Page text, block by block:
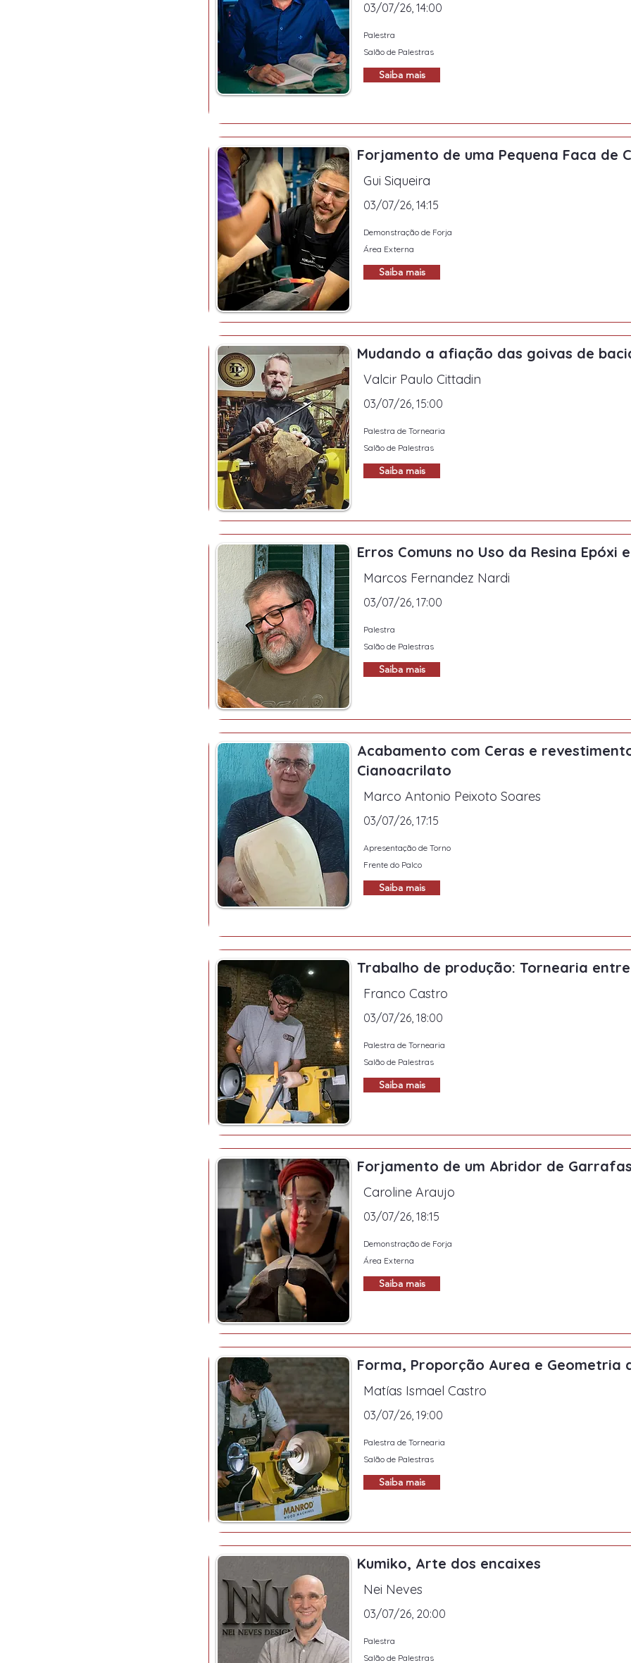
03/07/26, 14:00
Palestra
Salão de Palestras
Saiba mais
Forjamento de uma Pequena Faca de
Gui Siqueira
03/07/26, 14:15
Demonstração de Forja
Área Externa
Saiba mais
Mudando a afiação das goivas de
Valcir Paulo Cittadin
03/07/26, 15:00
Palestra de Tornearia
Salão de Palestras
Saiba mais
Erros Comuns no Uso da Resina Epóxi
Marcos Fernandez Nardi
03/07/26, 17:00
Palestra
Salão de Palestras
Saiba mais
Acabamento com Ceras e
Cianoacrilato
Marco Antonio Peixoto Soares
03/07/26, 17:15
Apresentação de Torno
Frente do Palco
Saiba mais
Trabalho de produção: Tornearia
Franco Castro
03/07/26, 18:00
Palestra de Tornearia
Salão de Palestras
Saiba mais
Forjamento de um Abridor de
Caroline Araujo
03/07/26, 18:15
Demonstração de Forja
Área Externa
Saiba mais
Forma, Proporção Aurea e Geometria
Matías Ismael Castro
03/07/26, 19:00
Palestra de Tornearia
Salão de Palestras
Saiba mais
Kumiko, Arte dos encaixes
Nei Neves
03/07/26, 20:00
Palestra
Salão de Palestras